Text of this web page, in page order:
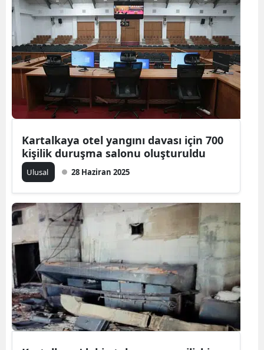
Kırşehir
Kocaeli
Konya
Kütahya
Malatya
Kahramanmaraş
Muğla
Nevşehir
Niğde
Ordu
Rize
Sakarya
Kartalkaya otel yangını davası için 700
kişilik duruşma salonu oluşturuldu
Ulusal 28 Haziran 2025